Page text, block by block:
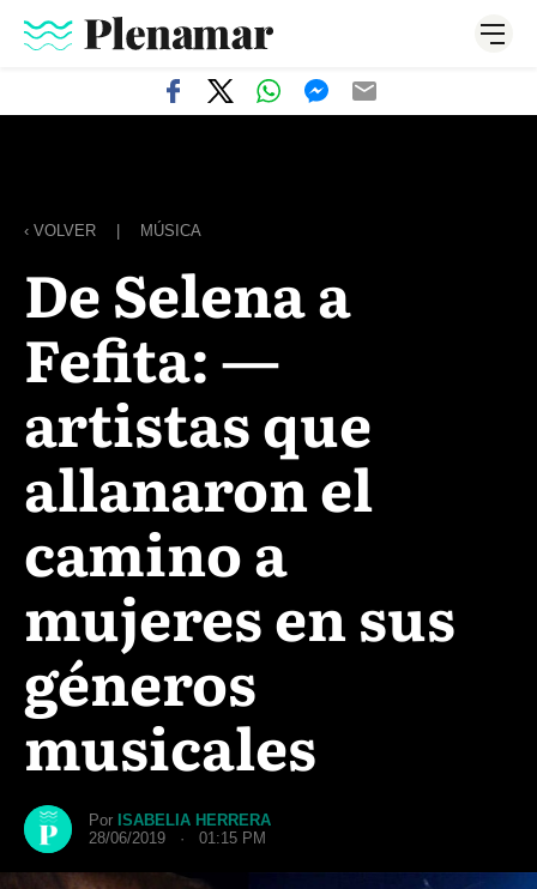
‹ VOLVER MÚSICA
De Selena a
Fefita: —
artistas que
allanaron el
camino a
mujeres en sus
géneros
musicales
Por ISABELIA HERRERA
28/06/2019 · 01:15 PM